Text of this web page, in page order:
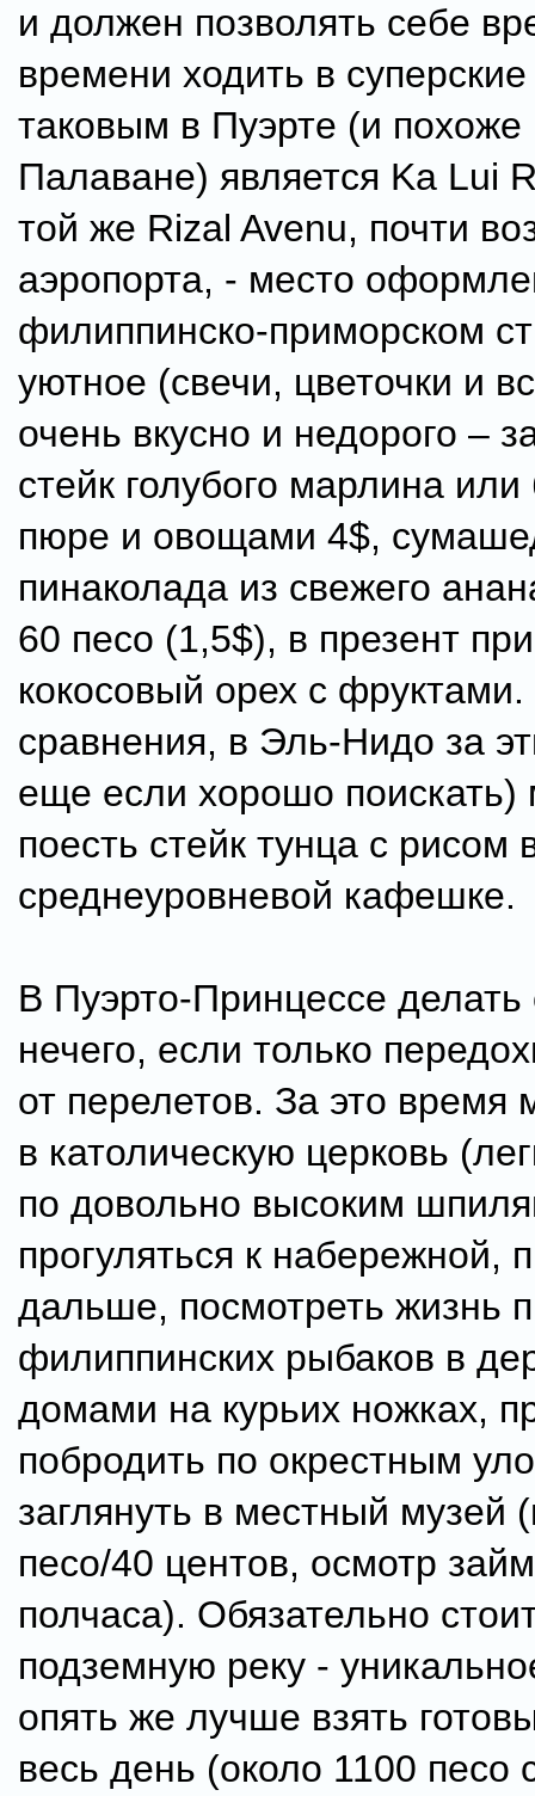
и должен позволять себе
времени ходить в
таковым в Пуэрте (и похоже
Палаване) является Ka Lui
той же Rizal Avenu, почти
аэропорта, - место
филиппинско-приморском
уютное (свечи, цветочки и
очень вкусно и недорого –
стейк голубого марлина
пюре и овощами 4$,
пинаколада из свежего
60 песо (1,5$), в презент
кокосовый орех с
сравнения, в Эль-Нидо за
еще если хорошо поискать)
поесть стейк тунца с рисом
среднеуровневой кафешке.
В Пуэрто-Принцессе делать
нечего, если только
от перелетов. За это время
в католическую церковь
по довольно высоким
прогуляться к набережной,
дальше, посмотреть жизнь
филиппинских рыбаков в
домами на курьих ножках,
побродить по окрестным
заглянуть в местный музей
песо/40 центов, осмотр
полчаса). Обязательно
подземную реку -
опять же лучше взять
весь день (около 1100 песо